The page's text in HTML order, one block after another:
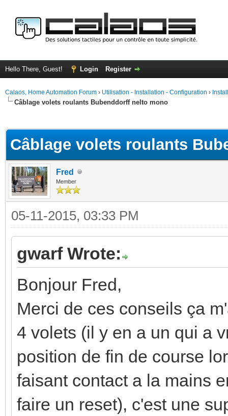
Hello There, Guest! Login Register
Calaos, Home Automation Forum › Utilisation - Installation - Configuration ›
Câblage volets roulants Bubenddorff nelto mono
Câblage volets roulants
Fred
Member
05-11-2015, 03:33 PM
gwarf Wrote:
Bonjour Fred,
Merci de ces conseils ça
4 volets (il y en a un qui a
position de fin de course
faisant contact a la mains
faire un reset), c'est une